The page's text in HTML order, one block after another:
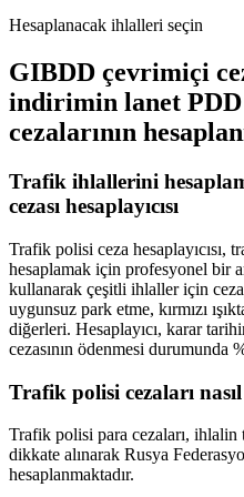
Hesaplanacak ihlalleri seçin
GIBDD çevrimiçi
indirimin lanet PDD
cezalarının
Trafik ihlallerini
cezası hesaplayıcısı
Trafik polisi ceza hesaplayıcısı,
hesaplamak için profesyonel bir
kullanarak çeşitli ihlaller için
uygunsuz park etme, kırmızı
diğerleri. Hesaplayıcı, karar
cezasının ödenmesi durumunda
Trafik polisi cezaları
Trafik polisi para cezaları, ihlalin
dikkate alınarak Rusya
hesaplanmaktadır.